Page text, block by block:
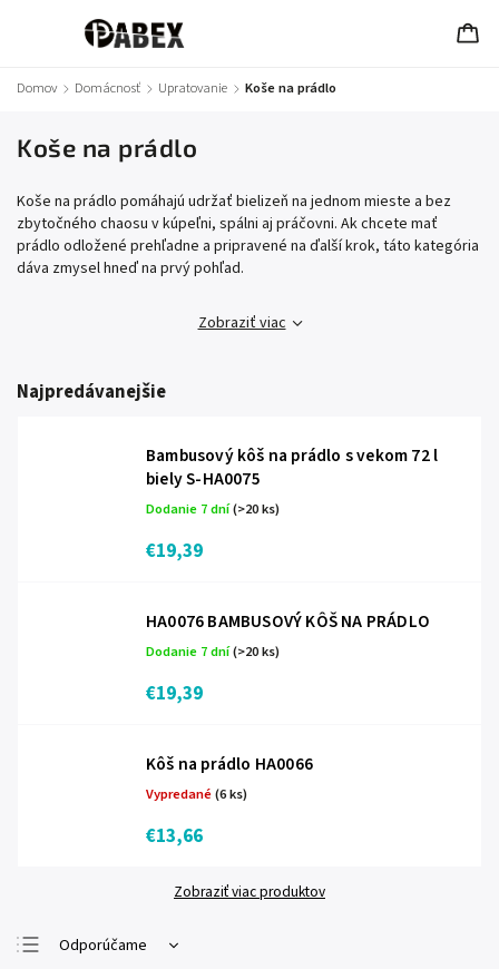
Domov / Domácnosť / Upratovanie / Koše na prádlo
Koše na prádlo
Koše na prádlo pomáhajú udržať bielizeň na jednom mieste a bez
zbytočného chaosu v kúpeľni, spálni aj práčovni. Ak chcete mať
prádlo odložené prehľadne a pripravené na ďalší krok, táto kategória
dáva zmysel hneď na prvý pohľad.
Zobraziť viac
Najpredávanejšie
Bambusový kôš na prádlo s vekom 72 l
biely S-HA0075
Dodanie 7 dní(>20 ks)
€19,39
HA0076 BAMBUSOVÝ KÔŠ NA PRÁDLO
Dodanie 7 dní(>20 ks)
€19,39
Kôš na prádlo HA0066
Vypredané(6 ks)
€13,66
Zobraziť viac produktov
Odporúčame